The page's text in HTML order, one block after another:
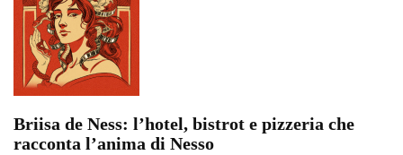
Briisa de Ness: l’hotel, bistrot e pizzeria che
racconta l’anima di Nesso